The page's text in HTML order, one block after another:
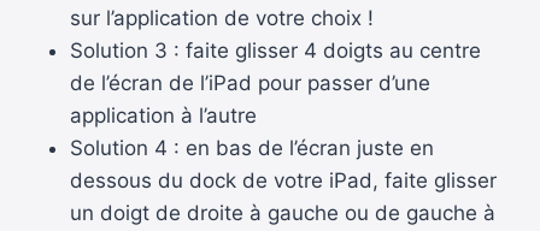
sur l’application de votre choix !
Solution 3 : faite glisser 4 doigts au centre
de l’écran de l’iPad pour passer d’une
application à l’autre
Solution 4 : en bas de l’écran juste en
dessous du dock de votre iPad, faite glisser
un doigt de droite à gauche ou de gauche à